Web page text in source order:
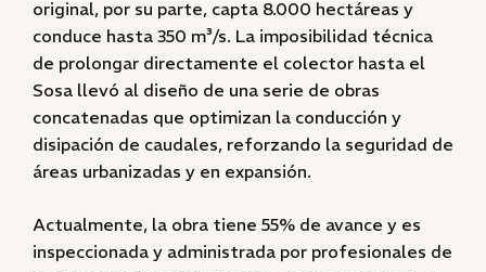
original, por su parte, capta 8.000 hectáreas y
conduce hasta 350 m³/s. La imposibilidad técnica
de prolongar directamente el colector hasta el
Sosa llevó al diseño de una serie de obras
concatenadas que optimizan la conducción y
disipación de caudales, reforzando la seguridad de
áreas urbanizadas y en expansión.
Actualmente, la obra tiene 55% de avance y es
inspeccionada y administrada por profesionales de